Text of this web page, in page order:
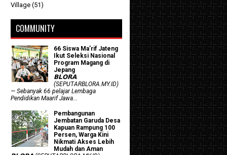
Village (51)
COMMUNITY
66 Siswa Ma’rif Jateng
Ikut Seleksi Nasional
Program Magang di
Jepang
𝗕𝗟𝗢𝗥𝗔
(SEPUTARBLORA.MY.ID)
— Sebanyak 66 pelajar Lembaga
Pendidikan Maarif Jawa...
Pembangunan
Jembatan Garuda Desa
Kapuan Rampung 100
Persen, Warga Kini
Nikmati Akses Lebih
Mudah dan Aman